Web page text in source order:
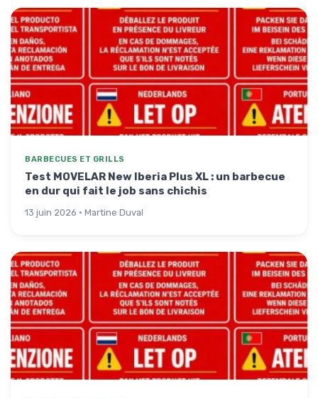
BARBECUES ET GRILLS
Test MOVELAR New Iberia Plus XL : un barbecue
en dur qui fait le job sans chichis
13 juin 2026 · Martine Duval